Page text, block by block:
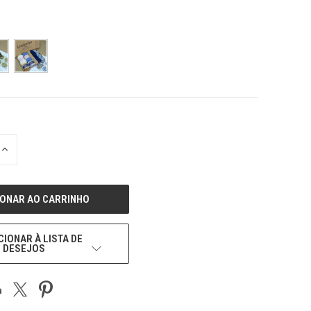
REDUZIR
À LISTA DE
DESEJOS